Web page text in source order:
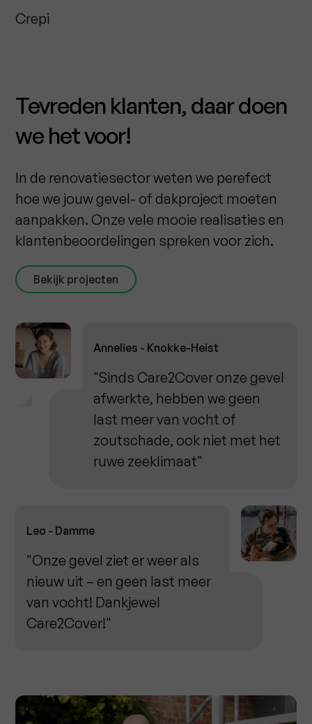
Crepi
Tevreden klanten, daar doen
we het voor!
In de renovatiesector weten we perefect
hoe we jouw gevel- of dakproject moeten
aanpakken. Onze vele mooie realisaties en
klantenbeoordelingen spreken voor zich.
Bekijk projecten
Annelies - Knokke-Heist
"Sinds Care2Cover onze gevel
afwerkte, hebben we geen
last meer van vocht of
zoutschade, ook niet met het
ruwe zeeklimaat"
Leo - Damme
"Onze gevel ziet er weer als
nieuw uit – en geen last meer
van vocht! Dankjewel
Care2Cover!"